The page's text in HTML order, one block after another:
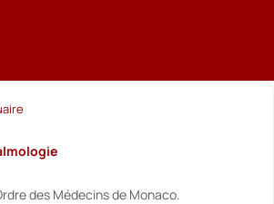
des Médecins de Monaco.